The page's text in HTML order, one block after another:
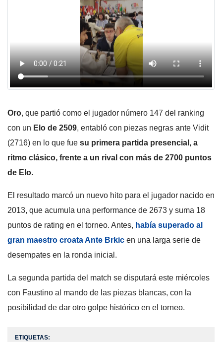
Oro, que partió como el jugador número 147 del ranking
con un Elo de 2509, entabló con piezas negras ante Vidit
(2716) en lo que fue su primera partida presencial, a
ritmo clásico, frente a un rival con más de 2700 puntos
de Elo.
El resultado marcó un nuevo hito para el jugador nacido en
2013, que acumula una performance de 2673 y suma 18
puntos de rating en el torneo. Antes, había superado al
gran maestro croata Ante Brkic en una larga serie de
desempates en la ronda inicial.
La segunda partida del match se disputará este miércoles
con Faustino al mando de las piezas blancas, con la
posibilidad de dar otro golpe histórico en el torneo.
ETIQUETAS: